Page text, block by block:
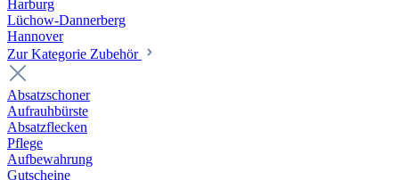
Harburg
Lüchow-Dannerberg
Hannover
Zur Kategorie Zubehör
Absatzschoner
Aufrauhbürste
Absatzflecken
Pflege
Aufbewahrung
Gutscheine